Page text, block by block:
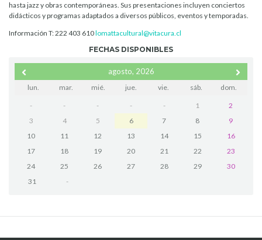
hasta jazz y obras contemporáneas. Sus presentaciones incluyen conciertos
didácticos y programas adaptados a diversos públicos, eventos y temporadas.
Información T: 222 403 610lomattacultural@vitacura.cl
FECHAS DISPONIBLES
agosto, 2026
lun. mar. mié. jue. vie. sáb. dom.
- - - - - 1
2
3
4 5 6 7 8
9
10
11 12 13 14 15
16
17
18 19 20 21 22
23
24
25 26 27 28 29
30
31
-